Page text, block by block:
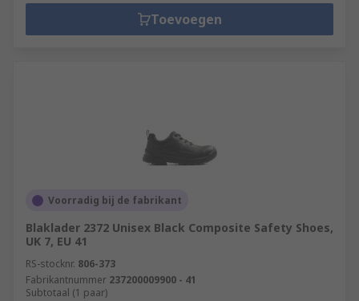
Toevoegen
Voorradig bij de fabrikant
Blaklader 2372 Unisex Black Composite Safety Shoes,
UK 7, EU 41
RS-stocknr. 806-373
Fabrikantnummer 237200009900 - 41
Subtotaal (1 paar)